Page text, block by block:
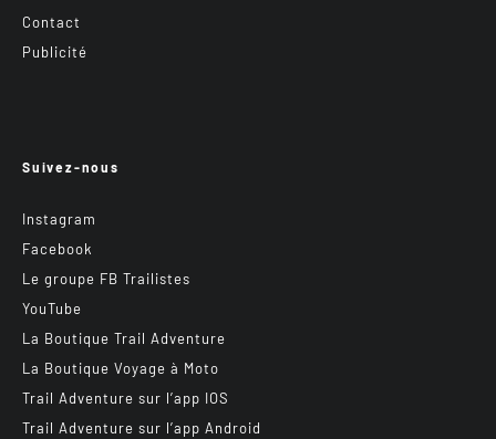
Contact
Publicité
Suivez-nous
Instagram
Facebook
Le groupe FB Trailistes
YouTube
La Boutique Trail Adventure
La Boutique Voyage à Moto
Trail Adventure sur l’app IOS
Trail Adventure sur l’app Android